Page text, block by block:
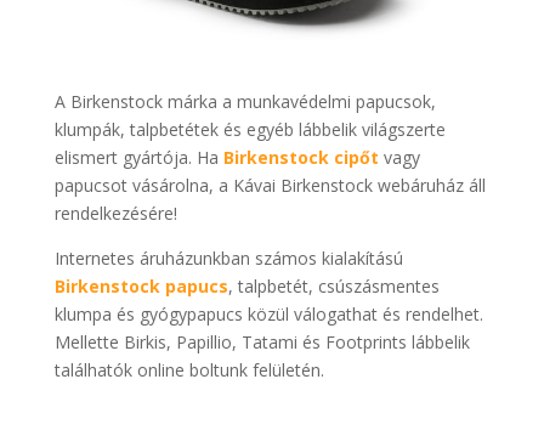
A Birkenstock márka a munkavédelmi papucsok,
klumpák, talpbetétek és egyéb lábbelik világszerte
elismert gyártója. Ha Birkenstock cipőt vagy
papucsot vásárolna, a Kávai Birkenstock webáruház áll
rendelkezésére!
Internetes áruházunkban számos kialakítású
Birkenstock papucs, talpbetét, csúszásmentes
klumpa és gyógypapucs közül válogathat és rendelhet.
Mellette Birkis, Papillio, Tatami és Footprints lábbelik
találhatók online boltunk felületén.